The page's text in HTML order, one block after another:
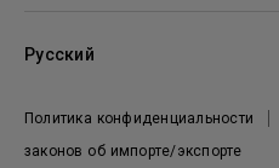
Новости
Политика конфиденциальности
законов об импорте/экспорте
Русский